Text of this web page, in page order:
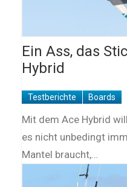
Ein Ass, das
Hybrid
Testberichte Boards
Mit dem Ace Hybrid
es nicht unbedingt
Mantel braucht,…